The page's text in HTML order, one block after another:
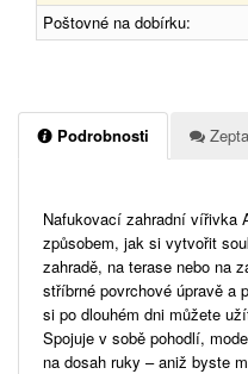
Poštovné na dobírku:
Podrobnosti
Nafukovací zahradní vířivka
způsobem, jak si vytvořit
zahradě, na terase nebo na
stříbrné povrchové úpravě a
si po dlouhém dni můžete
Spojuje v sobě pohodlí,
na dosah ruky – aniž byste